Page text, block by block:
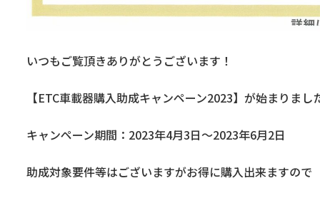
いつもご覧頂きありがとうございます！
【ETC車載器購入助成キャンペーン2023】が始まりまし
キャンペーン期間：2023年4月3日～2023年6月2日
助成対象要件等はございますがお得に購入出来ますので